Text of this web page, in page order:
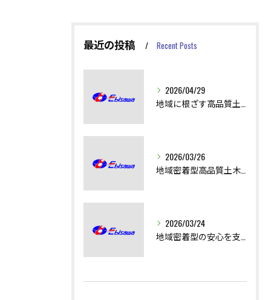
最近の投稿 Recent Posts
2026/04/29
2026/03/26
2026/03/24